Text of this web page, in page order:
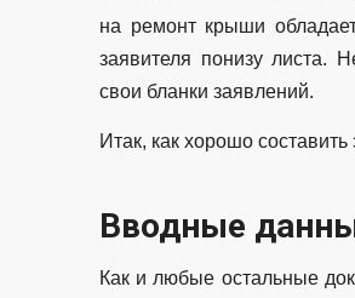
на ремонт крыши
заявителя понизу листа.
свои бланки заявлений.
Итак, как хорошо
Вводные
Как и любые остальные